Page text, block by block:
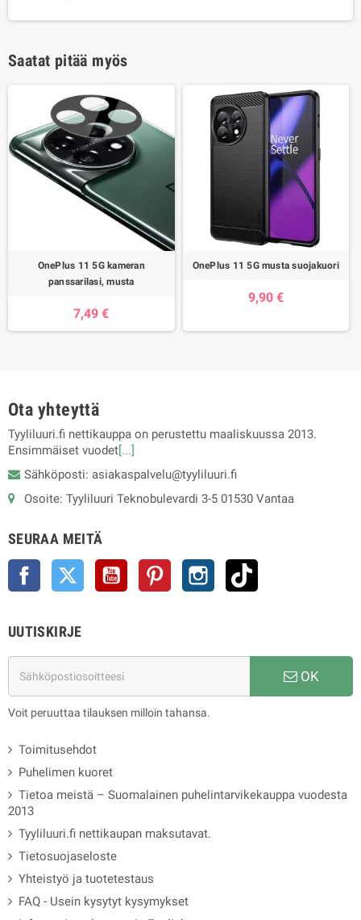
Saatat pitää myös
OnePlus 11 5G kameran
panssarilasi, musta
7,49 €
OnePlus 11 5G musta suojakuori
9,90 €
Ota yhteyttä
Tyyliluuri.fi nettikauppa on perustettu maaliskuussa 2013.
Ensimmäiset vuodet[...]
Sähköposti: asiakaspalvelu@tyyliluuri.fi
Osoite: Tyyliluuri Teknobulevardi 3-5 01530 Vantaa
SEURAA MEITÄ
Facebook Twitter YouTube Pinterest Instagram
UUTISKIRJE
OK
Voit peruuttaa tilauksen milloin tahansa.
Toimitusehdot
Puhelimen kuoret
Tietoa meistä – Suomalainen puhelintarvikekauppa vuodesta
2013
Tyyliluuri.fi nettikaupan maksutavat.
Tietosuojaseloste
Yhteistyö ja tuotetestaus
FAQ - Usein kysytyt kysymykset